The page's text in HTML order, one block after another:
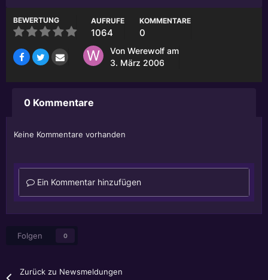
BEWERTUNG AUFRUFE
1064
KOMMENTARE
0
Von Werewolf am
3. März 2006
0 Kommentare
Keine Kommentare vorhanden
Ein Kommentar hinzufügen
Folgen 0
Zurück zu Newsmeldungen